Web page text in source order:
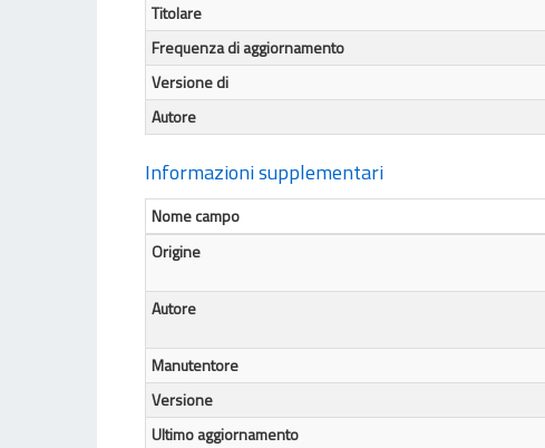
Titolare
Frequenza di aggiornamento
Versione di
Autore
Informazioni supplementari
Nome campo
Origine
Autore
Manutentore
Versione
Ultimo aggiornamento